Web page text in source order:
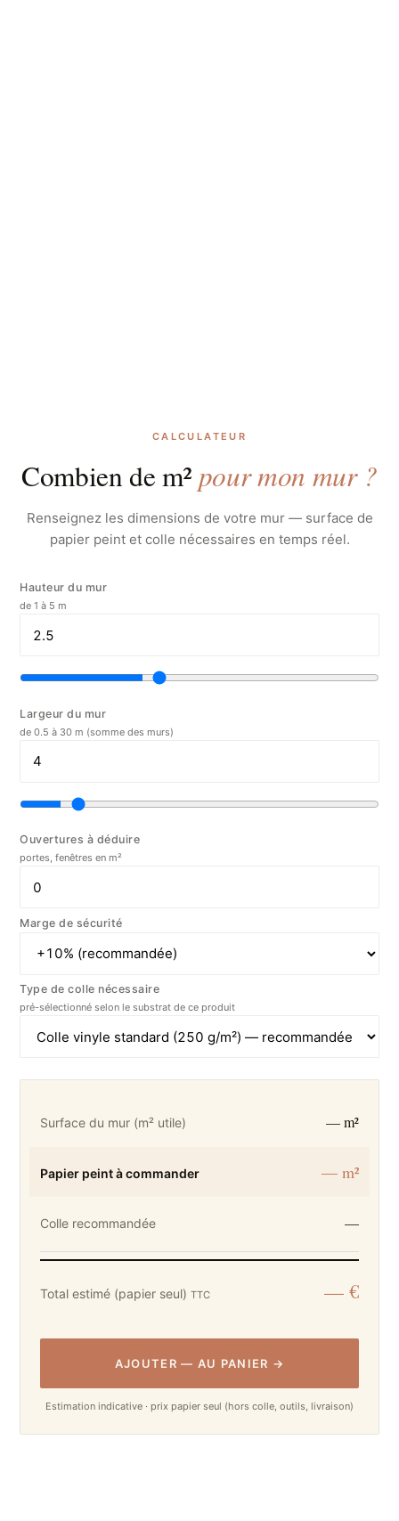
CALCULATEUR
Combien de m²pour mon mur ?
Renseignez les dimensions de votre mur — surface de
papier peint et colle nécessaires en temps réel.
Hauteur du mur
de 1 à 5 m
Largeur du mur
de 0.5 à 30 m (somme des murs)
Ouvertures à déduire
portes, fenêtres en m²
Marge de sécurité
Type de colle nécessaire
pré-sélectionné selon le substrat de ce produit
Surface du mur (m² utile) — m²
Papier peint à commander — m²
Colle recommandée —
Total estimé (papier seul)TTC — €
AJOUTER— AU PANIER →
Estimation indicative · prix papier seul (hors colle, outils, livraison)